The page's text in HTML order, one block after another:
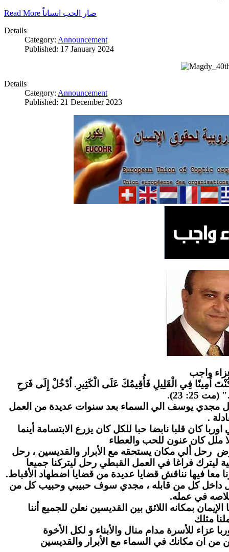
Read More صار الحب انساناً
Details
Category: Announcement
Published: 17 January 2024
Details
Category: Announcement
Published: 21 December 2023
واجب
أَمِينًا فِي الْقَلِيلِ فَأُقِيمُكَ عَلَى الْكَثِيرِ. اُدْخُلْ إِلَى فَرَحِ
25: 23).
مجدي يوسف الي السماء بعد سنوات عديدة من العمل
.
كان قلبا نابضا حبا للكل كان يزرع الابتسامة أينما
ملل كان عنون للحب والعطاء
رحل ألي مكان يستحقه مع الأبرار والقديسين ، رحل
ليترك فراغا في العمل القبطي رحل ليتركنا جميعا
فيها نناقش قضايا عديدة من قضايا اضطهاد الأقباط.
داخل كل من قابله ، مجدي سوف حبيبي وحبيب كل من
في عمله.
بمكانه اللائق بين القديسين نعلن للجميع أننا
مثلك
عزاء للأسرة مدام منال والأبناء و لكل الأخوة
من ان مكانك في السماء مع الأبرار والقديسين